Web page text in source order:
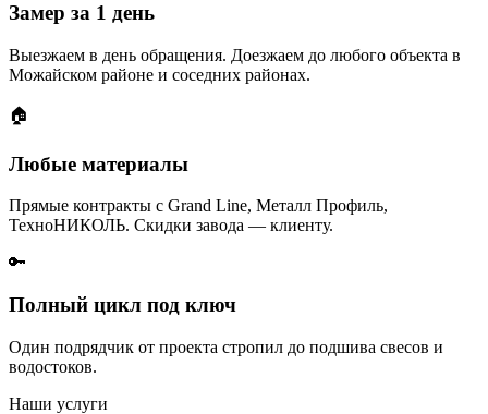
Замер за 1 день
Выезжаем в день обращения. Доезжаем до любого объекта в
Можайском районе и соседних районах.
🏠
Любые материалы
Прямые контракты с Grand Line, Металл Профиль,
ТехноНИКОЛЬ. Скидки завода — клиенту.
🔑
Полный цикл под ключ
Один подрядчик от проекта стропил до подшива свесов и
водостоков.
Наши услуги